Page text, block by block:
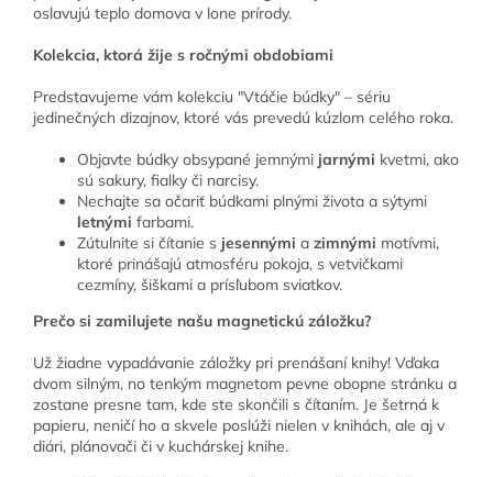
oslavujú teplo domova v lone prírody.
Kolekcia, ktorá žije s ročnými obdobiami
Predstavujeme vám kolekciu "Vtáčie búdky" – sériu
jedinečných dizajnov, ktoré vás prevedú kúzlom celého roka.
Objavte búdky obsypané jemnými jarnými kvetmi, ako
sú sakury, fialky či narcisy.
Nechajte sa očariť búdkami plnými života a sýtymi
letnými farbami.
Zútulnite si čítanie s jesennými a zimnými motívmi,
ktoré prinášajú atmosféru pokoja, s vetvičkami
cezmíny, šiškami a prísľubom sviatkov.
Prečo si zamilujete našu magnetickú záložku?
Už žiadne vypadávanie záložky pri prenášaní knihy! Vďaka
dvom silným, no tenkým magnetom pevne obopne stránku a
zostane presne tam, kde ste skončili s čítaním. Je šetrná k
papieru, neničí ho a skvele poslúži nielen v knihách, ale aj v
diári, plánovači či v kuchárskej knihe.